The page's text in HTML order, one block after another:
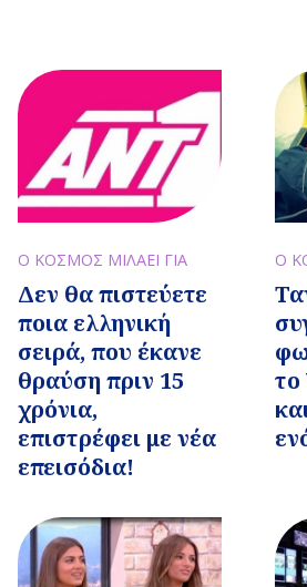
Ο ΚΟΣΜΟΣ ΜΙΛΑΕΙ ΓΙΑ
Δεν θα πιστεύετε
ποια ελληνική
σειρά, που έκανε
θραύση πριν 15
χρόνια,
επιστρέφει με νέα
επεισόδια!
Ο